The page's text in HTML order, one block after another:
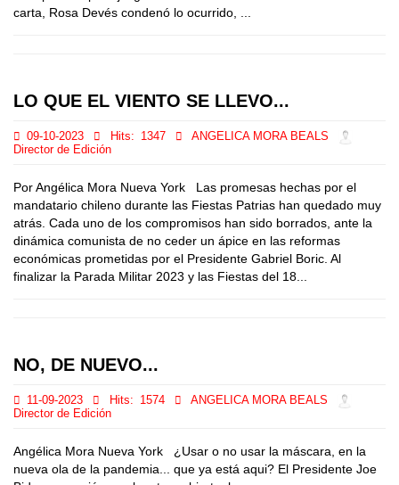
carta, Rosa Devés condenó lo ocurrido, ...
LO QUE EL VIENTO SE LLEVO...
09-10-2023 Hits: 1347
ANGELICA MORA BEALS
Director de Edición
Por Angélica Mora Nueva York Las promesas hechas por el
mandatario chileno durante las Fiestas Patrias han quedado muy
atrás. Cada uno de los compromisos han sido borrados, ante la
dinámica comunista de no ceder un ápice en las reformas
económicas prometidas por el Presidente Gabriel Boric. Al
finalizar la Parada Militar 2023 y las Fiestas del 18...
NO, DE NUEVO...
11-09-2023 Hits: 1574
ANGELICA MORA BEALS
Director de Edición
Angélica Mora Nueva York ¿Usar o no usar la máscara, en la
nueva ola de la pandemia... que ya está aqui? El Presidente Joe